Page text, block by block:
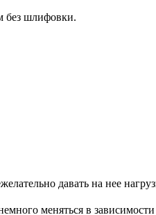
без шлифовки.
давать на нее
меняться в